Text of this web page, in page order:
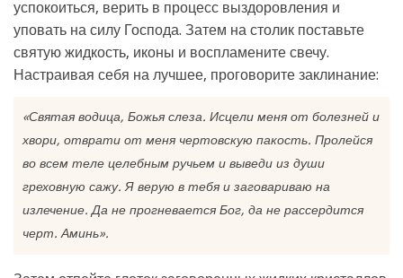
успокоиться, верить в процесс выздоровления и
уповать на силу Господа. Затем на столик поставьте
святую жидкость, иконы и воспламените свечу.
Настраивая себя на лучшее, проговорите заклинание:
«Святая водица, Божья слеза. Исцели меня от болезней и
хвори, отврати от меня чертовскую пакость. Пролейся
во всем теле целебным ручьем и выведи из души
греховную сажу. Я верую в тебя и заговариваю на
излечение. Да не прогневается Бог, да не рассердится
черт. Аминь».